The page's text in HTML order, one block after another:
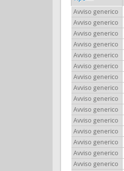
Avviso generico
Avviso generico
Avviso generico
Avviso generico
Avviso generico
Avviso generico
Avviso generico
Avviso generico
Avviso generico
Avviso generico
Avviso generico
Avviso generico
Avviso generico
Avviso generico
Avviso generico